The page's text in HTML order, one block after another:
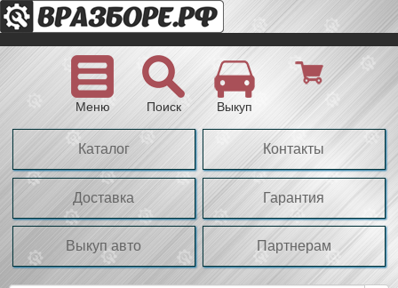
Меню Поиск Выкуп
Каталог Контакты
Доставка Гарантия
Выкуп авто Партнерам